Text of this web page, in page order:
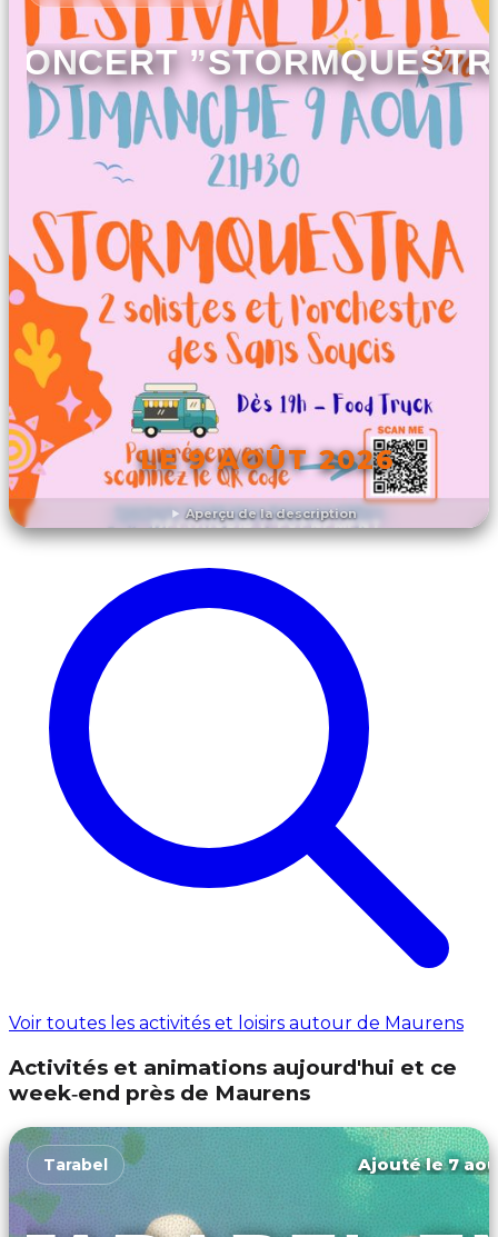
Aperçu de la description
LE 9 AOÛT 2026
DÉCOUVRIR L'ÉVÉNEMENT
Voir toutes les activités et loisirs autour de Maurens
Activités et animations aujourd'hui et ce
week‑end près de Maurens
Tarabel Ajouté le 7